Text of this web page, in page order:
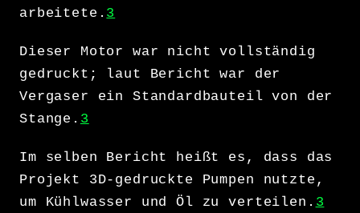
arbeitete. 3
Dieser Motor war nicht vollständig
gedruckt; laut Bericht war der
Vergaser ein Standardbauteil von der
Stange. 3
Im selben Bericht heißt es, dass das
Projekt 3D-gedruckte Pumpen nutzte,
um Kühlwasser und Öl zu verteilen. 3